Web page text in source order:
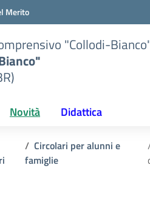
Merito
"Collodi-
Novità Didattica
Circolari per alunni e
famiglie